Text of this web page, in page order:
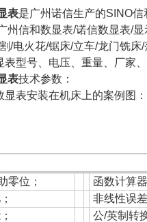
表是广州诺信生产的SINO
州信和数显表/诺信数显表/
/电火花/锯床/立车/龙门铣
表型号、电压、重量、厂家
表技术参数：
显表安装在机床上的案例图：
零位；
函数计算
非线性误
公/英制转